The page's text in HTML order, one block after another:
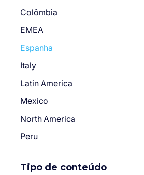
Colômbia
EMEA
Espanha
Italy
Latin America
Mexico
North America
Peru
Tipo de conteúdo